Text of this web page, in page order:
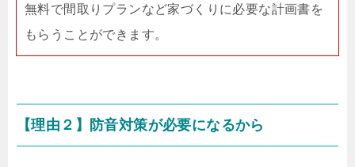
無料で間取りプランなど家づくりに必要な計画書を
もらうことができます。
【理由２】防音対策が必要になるから